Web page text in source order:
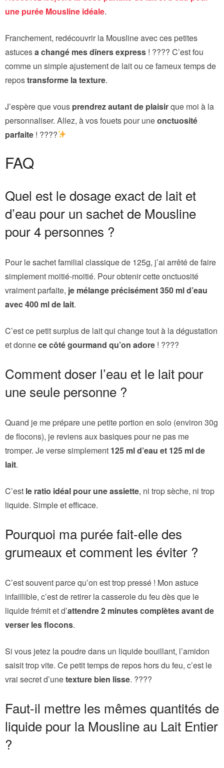
une purée Mousline idéale.
Franchement, redécouvrir la Mousline avec ces petites
astucesa changé mes dîners express ! ???? C’est fou
comme un simple ajustement de lait ou ce fameux temps de
repostransforme la texture.
J’espère que vous prendrez autant de plaisirque moi à la
personnaliser. Allez, à vos fouets pour uneonctuosité
parfaite ! ????
FAQ
Quel est le dosage exact de lait et
d’eau pour un sachet de Mousline
pour 4 personnes ?
Pour le sachet familial classique de 125g, j’ai arrêté de faire
simplement moitié-moitié. Pour obtenir cette onctuosité
vraiment parfaite, je mélange précisément 350 ml d’eau
avec 400 ml de lait.
C’est ce petit surplus de lait qui change tout à la dégustation
et donnece côté gourmand qu’on adore ! ????
Comment doser l’eau et le lait pour
une seule personne ?
Quand je me prépare une petite portion en solo (environ 30g
de flocons), je reviens aux basiques pour ne pas me
tromper. Je verse simplement 125 ml d’eau et 125 ml de
lait.
C’est le ratio idéal pour une assiette, ni trop sèche, ni trop
liquide. Simple et efficace.
Pourquoi ma purée fait-elle des
grumeaux et comment les éviter ?
C’est souvent parce qu’on est trop pressé ! Mon astuce
infaillible, c’est de retirer la casserole du feu dès que le
liquide frémit et d’attendre 2 minutes complètes avant de
verser les flocons.
Si vous jetez la poudre dans un liquide bouillant, l’amidon
saisit trop vite. Ce petit temps de repos hors du feu, c’est le
vrai secret d’unetexture bien lisse. ????
Faut-il mettre les mêmes quantités de
liquide pour la Mousline au Lait Entier
?